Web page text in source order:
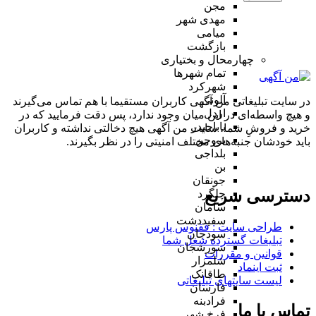
مجن
مهدی شهر
میامی
بازگشت
چهارمحال و بختیاری
تمام شهر‌ها
شهرکرد
آلونی
اردل
باباحیدر
بروجن
بلداجی
بن
جونقان
چلگرد
سامان
سفیددشت
سودجان
سورشجان
شلمزار
طاقانک
فارسان
فرادبنه
در سایت تبلیغاتی من آگهی کاربران مستقیما با هم تماس می‌گیرند
و هیچ واسطه‌ای در این میان وجود ندارد، پس دقت فرمایید که در
خرید و فروشِ شما، سایت من آگهی هیچ دخالتی نداشته و کاربران
باید خودشان جنبه‌های مختلف امنیتی را در نظر بگیرند.
دسترسی سریع
طراحی سایت :‌ ققنوس پارس
تبلیغات گسترده شغل شما
قوانین و مقررات
ثبت اینماد
لیست سایتهای تبلیغاتی
تماس با ما